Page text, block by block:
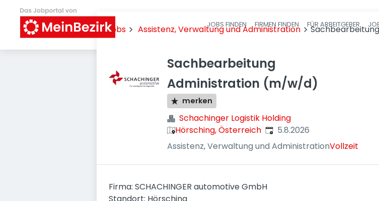
JOBS FINDEN FIRMEN FINDEN FÜR ARBEITGEBER
Jobs Assistenz, Verwaltung und Administration
Sachbearbeitung
Administration (m/w/d)
merken
Schachinger Logistik Holding
Hörsching, Österreich Veröffentlicht
5.8.2026
Assistenz, Verwaltung und AdministrationVollzeit
Firma: SCHACHINGER automotive GmbH